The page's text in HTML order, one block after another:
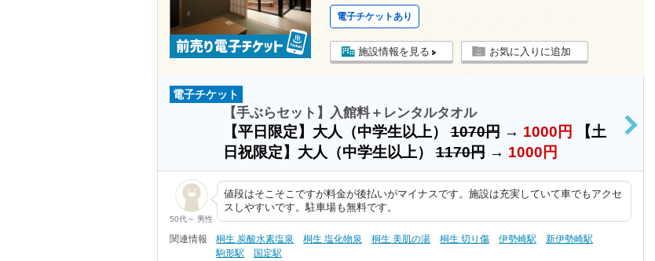
電子チケットあり
施設情報を見る お気に入りに追加
電子チケット
【手ぶらセット】入館料＋レンタルタオル
【平日限定】大人（中学生以上）1070円→ 1000円
【土
日祝限定】大人（中学生以上）1170円→ 1000円
>
50代～ 男性
値段はそこそこですが料金が後払いがマイナスです。施設は充実していて車でもアクセ
スしやすいです。駐車場も無料です。
関連情報 桐生 炭酸水素塩泉 桐生 塩化物泉 桐生 美肌の湯 桐生 切り傷 伊勢崎駅
新伊勢崎駅
駒形駅
国定駅